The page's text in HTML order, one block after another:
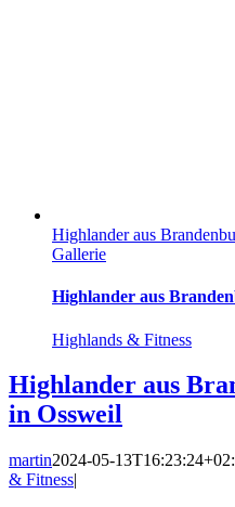
Highlander aus
Gallerie
Highlander aus
Highlands & Fitness
Highlander aus
in Ossweil
martin2024-05-
& Fitness|